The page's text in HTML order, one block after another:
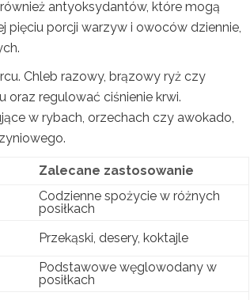
antyoksydantów, które mogą
pięciu porcji warzyw i owoców dziennie,
Chleb razowy, brązowy ryż czy
oraz regulować ciśnienie krwi.
w rybach, orzechach czy awokado,
Zalecane zastosowanie
Codzienne spożycie w różnych
posiłkach
Przekąski, desery, koktajle
Podstawowe węglowodany w
posiłkach